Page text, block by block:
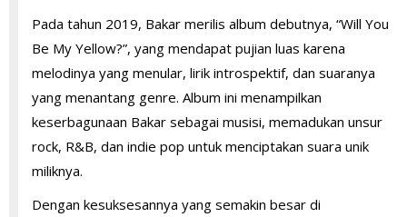
Pada tahun 2019, Bakar merilis album debutnya, “Will You
Be My Yellow?”, yang mendapat pujian luas karena
melodinya yang menular, lirik introspektif, dan suaranya
yang menantang genre. Album ini menampilkan
keserbagunaan Bakar sebagai musisi, memadukan unsur
rock, R&B, dan indie pop untuk menciptakan suara unik
miliknya.
Dengan kesuksesannya yang semakin besar di